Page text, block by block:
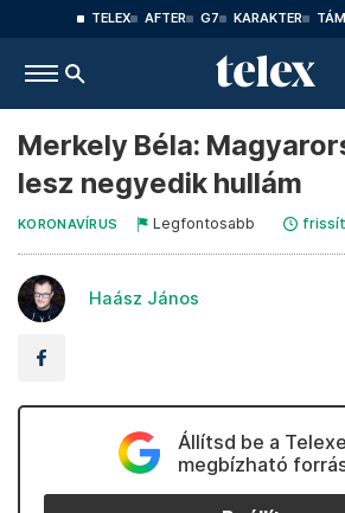
TELEX AFTER G7 KARAKTER
Merkely Béla:
lesz negyedik hullám
KORONAVÍRUS Legfontosabb
Haász János
Állítsd be a
megbízható